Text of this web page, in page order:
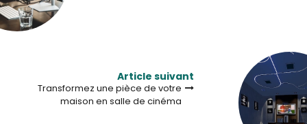
Article suivant
Transformez une pièce de votre
maison en salle de cinéma